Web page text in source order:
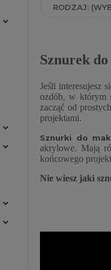
RODZAJ:
Sznurek
Jeśli interesujesz
ozdób, w którym
zacząć od
projektami.
Sznurki do
akrylowe. Mają
końcowego
Nie wiesz jaki